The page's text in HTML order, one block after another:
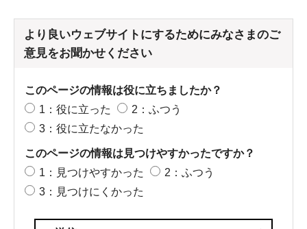
より良いウェブサイトにするためにみなさまのご
意見をお聞かせください
このページの情報は役に立ちましたか？
1：役に立った
2：ふつう
3：役に立たなかった
このページの情報は見つけやすかったですか？
1：見つけやすかった
2：ふつう
3：見つけにくかった